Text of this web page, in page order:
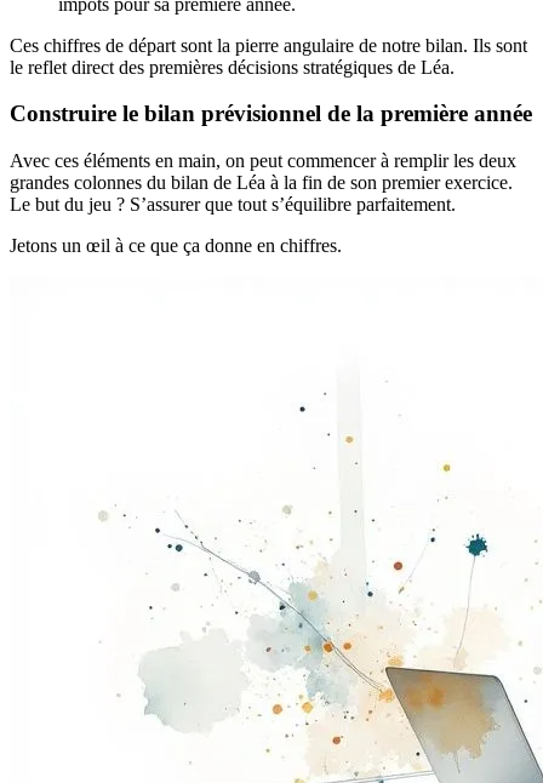
Ces chiffres de départ sont la pierre angulaire de notre bilan. Ils sont
le reflet direct des premières décisions stratégiques de Léa.
Construire le bilan prévisionnel de la première année
Avec ces éléments en main, on peut commencer à remplir les deux
grandes colonnes du bilan de Léa à la fin de son premier exercice.
Le but du jeu ? S’assurer que tout s’équilibre parfaitement.
Jetons un œil à ce que ça donne en chiffres.